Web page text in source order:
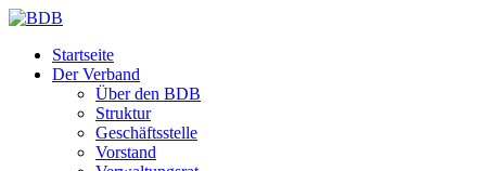
Startseite
Der Verband
Über den BDB
Struktur
Geschäftsstelle
Vorstand